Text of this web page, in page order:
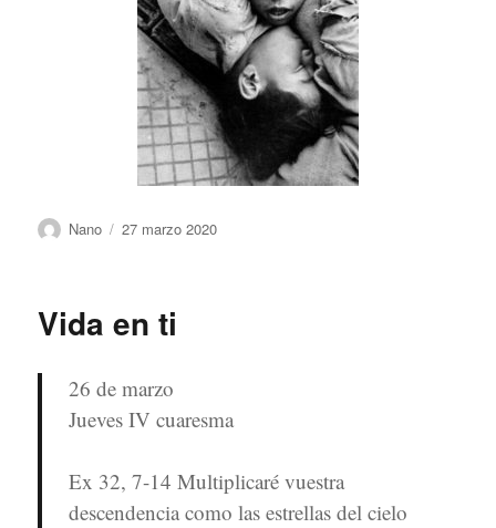
Autor
Nano
Publicado
27 marzo 2020
Vida en ti
26 de marzo
Jueves IV cuaresma
Ex 32, 7-14 Multiplicaré vuestra
descendencia como las estrellas del cielo